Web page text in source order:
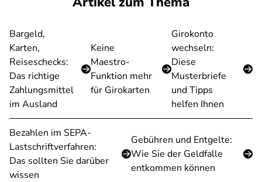
Bargeld,
Karten,
Reiseschecks:
Das richtige
Zahlungsmittel
im Ausland
Keine
Maestro-
Funktion mehr
für Girokarten
Girokonto
wechseln:
Diese
Musterbriefe
und Tipps
helfen Ihnen
Bezahlen im SEPA-
Lastschriftverfahren:
Das sollten Sie darüber
wissen
Gebühren und Entgelte:
Wie Sie der Geldfalle
entkommen können